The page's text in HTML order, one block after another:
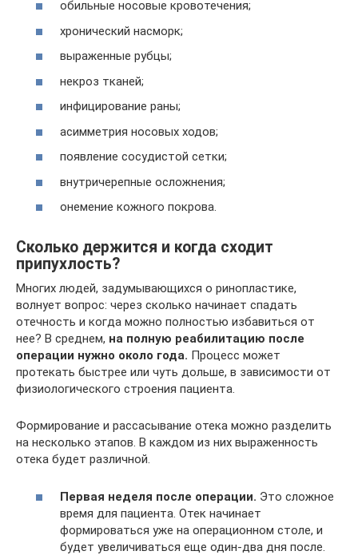
обильные носовые кровотечения;
хронический насморк;
выраженные рубцы;
некроз тканей;
инфицирование раны;
асимметрия носовых ходов;
появление сосудистой сетки;
внутричерепные осложнения;
онемение кожного покрова.
Сколько держится и когда сходит
припухлость?
Многих людей, задумывающихся о ринопластике,
волнует вопрос: через сколько начинает спадать
отечность и когда можно полностью избавиться от
нее? В среднем, на полную реабилитацию после
операции нужно около года. Процесс может
протекать быстрее или чуть дольше, в зависимости от
физиологического строения пациента.
Формирование и рассасывание отека можно разделить
на несколько этапов. В каждом из них выраженность
отека будет различной.
Первая неделя после операции. Это сложное
время для пациента. Отек начинает
формироваться уже на операционном столе, и
будет увеличиваться еще один-два дня после.